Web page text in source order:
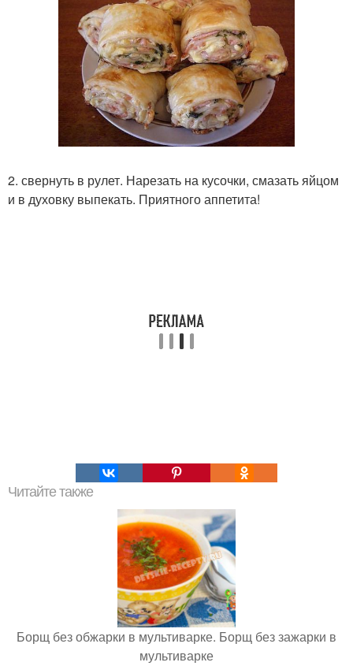
2. свернуть в рулет. Нарезать на кусочки, смазать яйцом
и в духовку выпекать. Приятного аппетита!
Читайте также
Борщ без обжарки в мультиварке. Борщ без зажарки в
мультиварке